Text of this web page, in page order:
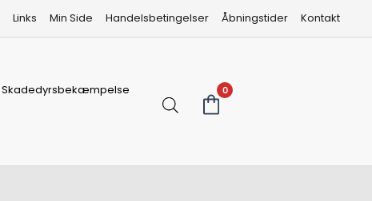
Links Min Side Handelsbetingelser Åbningstider Kontakt
Skadedyrsbekæmpelse
0